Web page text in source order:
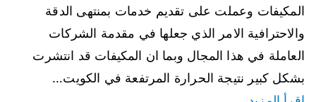
المكيفات وعملت على تقديم خدمات بمنتهى الدقة
والاحترافية الامر الذي جعلها في مقدمة الشركات
العاملة في هذا المجال وبما ان المكيفات قد انتشرت
بشكل كبير نتيجة الحرارة المرتفعة في الكويت…